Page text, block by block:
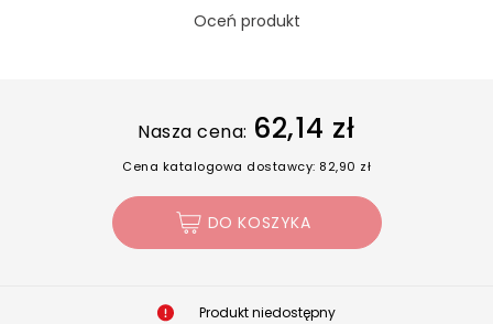
Oceń produkt
Nasza cena: 62,14 zł
Cena katalogowa dostawcy: 82,90 zł
DO KOSZYKA
Produkt niedostępny